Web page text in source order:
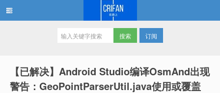
订阅
【已解决】Android Studio编译OsmAnd出现
警告：GeoPointParserUtil.java使用或覆盖